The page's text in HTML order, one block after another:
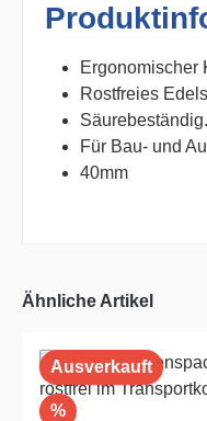
Ergonomischer
Rostfreies
Säurebeständig.
Für Bau- und
40mm
Ähnliche Artikel
Ausverkauft
%Rabatt